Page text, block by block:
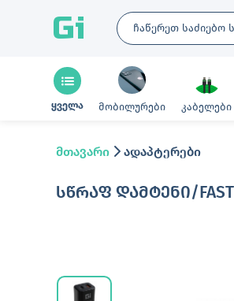
Gi
ყველა მობილურები კაბელები
მთავარი ადაპტერები
ᲡᲬᲠᲐᲤ ᲓᲐᲛᲢᲔᲜᲘ/FAST